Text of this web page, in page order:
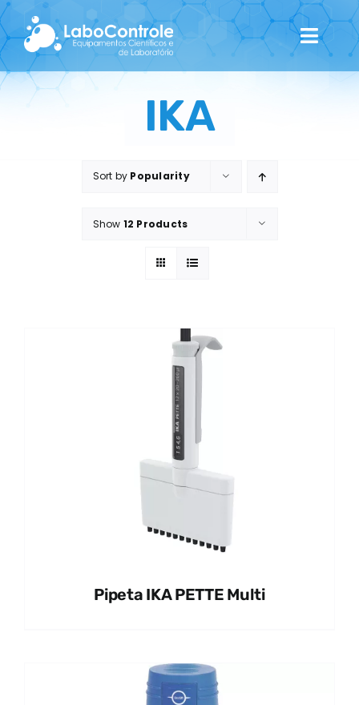
Skip
to
content
Catálogo
Contactos
IKA
Sort by Popularity
Show 12 Products
Pipeta IKA PETTE Multi